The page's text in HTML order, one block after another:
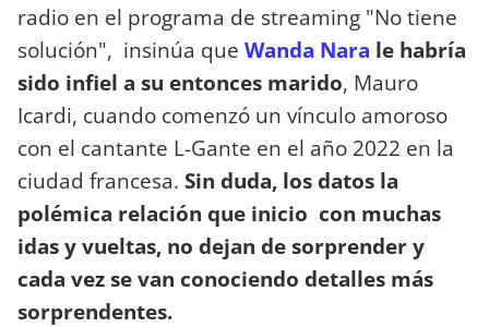
radio en el programa de streaming "No tiene
solución", insinúa que Wanda Nara le habría
sido infiel a su entonces marido, Mauro
Icardi, cuando comenzó un vínculo amoroso
con el cantante L-Gante en el año 2022 en la
ciudad francesa. Sin duda, los datos la
polémica relación que inicio con muchas
idas y vueltas, no dejan de sorprender y
cada vez se van conociendo detalles más
sorprendentes.